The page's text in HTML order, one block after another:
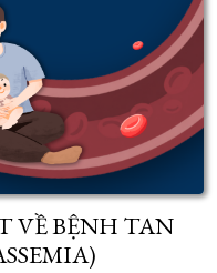
VỀ BỆNH TAN